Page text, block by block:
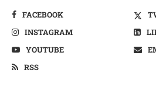
FACEBOOK
INSTAGRAM
YOUTUBE
RSS